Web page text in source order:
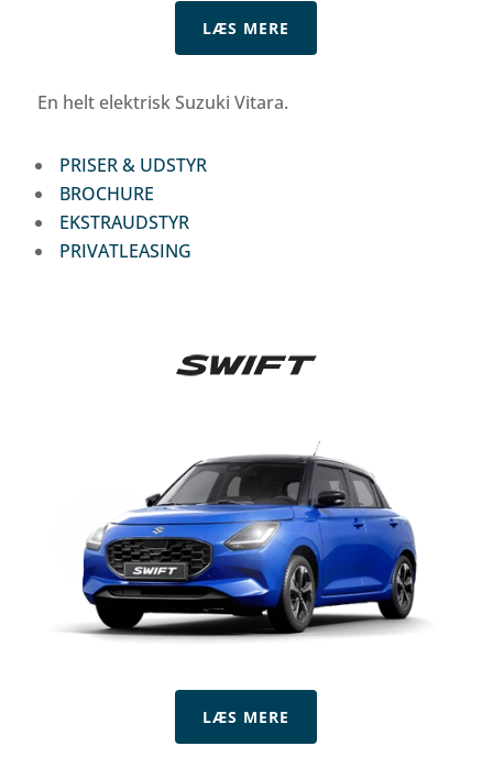
LÆS MERE
En helt elektrisk Suzuki Vitara.
PRISER & UDSTYR
BROCHURE
EKSTRAUDSTYR
PRIVATLEASING
LÆS MERE